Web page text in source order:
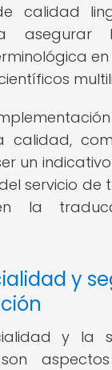
calidad
asegurar
calidad,
un
servicio de
la
y
y la
son